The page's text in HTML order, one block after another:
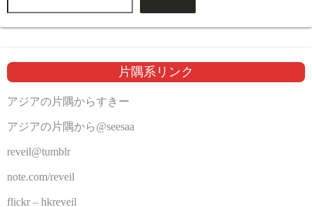
片隅系リンク
アジアの片隅からすきー
アジアの片隅から@seesaa
reveil@tumblr
note.com/reveil
flickr – hkreveil